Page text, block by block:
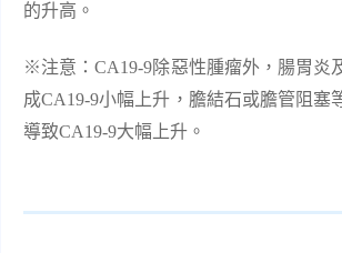
的升高。
※注意：CA19-9除惡性腫瘤外，腸胃炎
成CA19-9小幅上升，膽結石或膽管阻塞
導致CA19-9大幅上升。